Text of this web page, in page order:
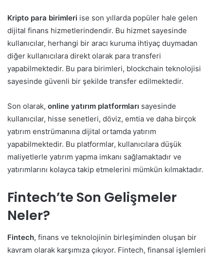
Kripto para birimleri ise son yıllarda popüler hale gelen
dijital finans hizmetlerindendir. Bu hizmet sayesinde
kullanıcılar, herhangi bir aracı kuruma ihtiyaç duymadan
diğer kullanıcılara direkt olarak para transferi
yapabilmektedir. Bu para birimleri, blockchain teknolojisi
sayesinde güvenli bir şekilde transfer edilmektedir.
Son olarak, online yatırım platformları sayesinde
kullanıcılar, hisse senetleri, döviz, emtia ve daha birçok
yatırım enstrümanına dijital ortamda yatırım
yapabilmektedir. Bu platformlar, kullanıcılara düşük
maliyetlerle yatırım yapma imkanı sağlamaktadır ve
yatırımlarını kolayca takip etmelerini mümkün kılmaktadır.
Fintech’te Son Gelişmeler
Neler?
Fintech, finans ve teknolojinin birleşiminden oluşan bir
kavram olarak karşımıza çıkıyor. Fintech, finansal işlemleri